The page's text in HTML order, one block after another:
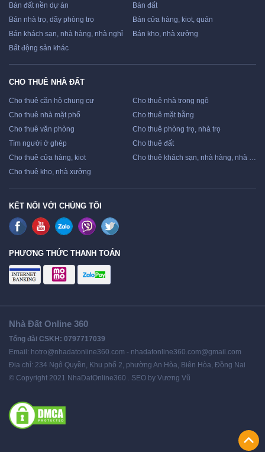
Bán đất nền dự án
Bán đất
Bán nhà trọ, dãy phòng trọ
Bán cửa hàng, kiot, quán
Bán khách sạn, nhà hàng, nhà nghỉ
Bán kho, nhà xưởng
Bất động sản khác
CHO THUÊ NHÀ ĐẤT
Cho thuê căn hộ chung cư
Cho thuê nhà trong ngõ
Cho thuê nhà mặt phố
Cho thuê mặt bằng
Cho thuê văn phòng
Cho thuê phòng trọ, nhà trọ
Tìm người ở ghép
Cho thuê đất
Cho thuê cửa hàng, kiot
Cho thuê khách sạn, nhà hàng, nhà nghỉ
Cho thuê kho, nhà xưởng
KẾT NỐI VỚI CHÚNG TÔI
PHƯƠNG THỨC THANH TOÁN
Nhà Đất Online 360
Tổng đài CSKH: 0797717039
Email: hotro@nhadatonline360.com - nhadatonline360.com@gmail.com
Địa chỉ: 234 Ngô Quyền, Khu phố 2, phường An Hòa, Biên Hòa, Đồng Nai
© Copyright 2021 NhaDatOnline360 . SEO by Vương Vũ